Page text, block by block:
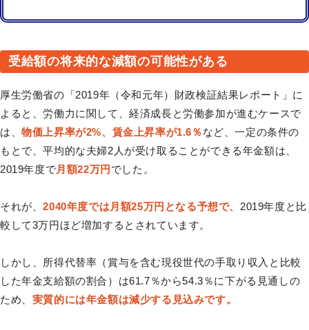
受給額の将来的な減額の可能性がある
厚生労働省の「2019年（令和元年）財政検証結果レポート」に
よると、労働力に関して、経済成長と労働参加が進むケースで
は、物価上昇率が2%、賃金上昇率が1.6％など、一定の条件の
もとで、平均的な夫婦2人が受け取ることができる年金額は、
2019年度で月額22万円 でした。
それが、2040年度では月額25万円となる予想で、 2019年度と比
較して3万円ほど増加するとされています。
しかし、所得代替率（賞与を含む現役世代の手取り収入と比較
した年金支給額の割合）は61.7％から54.3％に下がる見通しの
ため、 実質的には年金額は減少する見込みです。